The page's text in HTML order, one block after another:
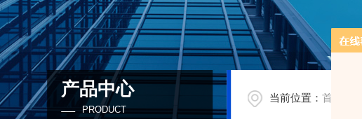
产品中心
PRODUCT
当前位置：首页